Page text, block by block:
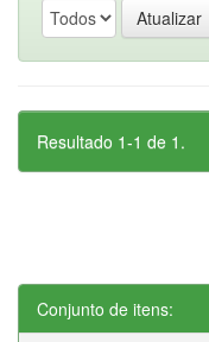
Resultado 1-1 de 1.
Conjunto de itens: